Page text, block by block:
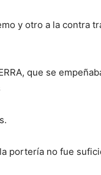
y otro a la contra
que se
portería no fue